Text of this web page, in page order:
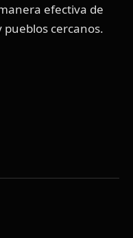
efectiva de
pueblos cercanos.